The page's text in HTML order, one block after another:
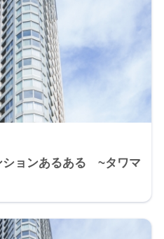
ションあるある ~タワマ